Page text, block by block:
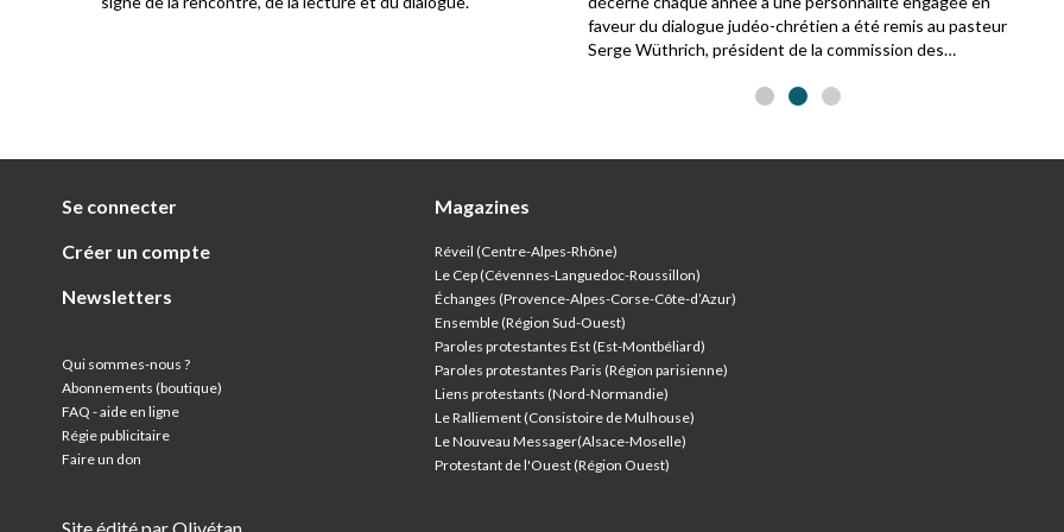
faveur du dialogue judéo-chrétien a été remis au pasteur
Serge Wüthrich, président de la commission des
Se connecter
Créer un compte
Newsletters
Qui sommes-nous ?
Abonnements (boutique)
FAQ - aide en ligne
Régie publicitaire
Faire un don
Magazines
Réveil (Centre-Alpes-Rhône)
Le Cep (Cévennes-Languedoc-Roussillon)
Échanges (Provence-Alpes-Corse-Côte-d’Azur)
Ensemble (Région Sud-Ouest)
Paroles protestantes Est (Est-Montbéliard)
Paroles protestantes Paris (Région parisienne)
Liens protestants (Nord-Normandie)
Le Ralliement (Consistoire de Mulhouse)
Le Nouveau Messager(Alsace-Moselle)
Protestant de l'Ouest (Région Ouest)